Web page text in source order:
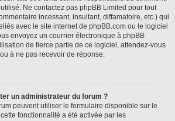
Ne contactez pas phpBB Limited pour tout
incessant, insultant, diffamatoire, etc.) qui
avec le site internet de phpBB.com ou le logiciel
envoyez un courrier électronique à phpBB
de tierce partie de ce logiciel, attendez-vous
à ne pas recevoir de réponse.
un administrateur du forum ?
peuvent utiliser le formulaire disponible sur le
fonctionnalité a été activée par les